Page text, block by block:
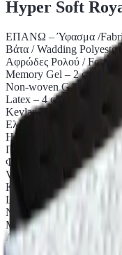
Hyper Soft
ΕΠΑΝΩ – Ύφασμα /
Βάτα / Wadding Polyester
Αφρώδες Ρολού / Foam
Memory Gel – 2 cm
Non-woven G 30
Latex – 4 cm
Kevlar 250
Ελατήρια High Pocket με
High pocket springs with
Περιμετρική στήριξη
Φάσα με χερούλια και
Velute Border with
Kevlar 250
Latex – 4 cm
Non-woven G 30
Memory Gel – 2 cm
Αφρώδες Ρολού / Foam